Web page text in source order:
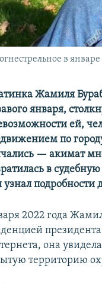
в
Жамиля
января,
ей,
по
— акимат
в
узнал подробности
2022 года
она
территорию